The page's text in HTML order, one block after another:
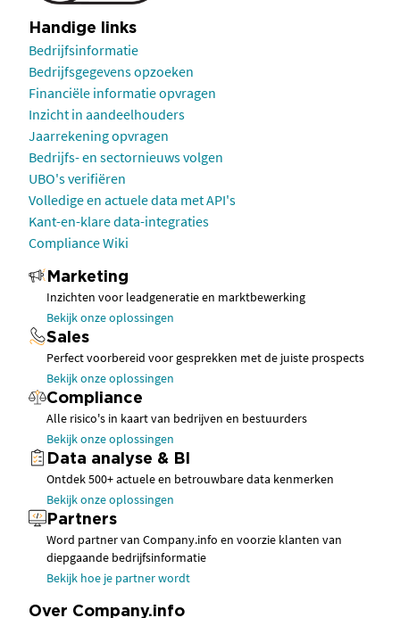
Handige links
Bedrijfsinformatie
Bedrijfsgegevens opzoeken
Financiële informatie opvragen
Inzicht in aandeelhouders
Jaarrekening opvragen
Bedrijfs- en sectornieuws volgen
UBO's verifiëren
Volledige en actuele data met API's
Kant-en-klare data-integraties
Compliance Wiki
Marketing
Inzichten voor leadgeneratie en marktbewerking
Bekijk onze oplossingen
Sales
Perfect voorbereid voor gesprekken met de juiste prospects
Bekijk onze oplossingen
Compliance
Alle risico's in kaart van bedrijven en bestuurders
Bekijk onze oplossingen
Data analyse & BI
Ontdek 500+ actuele en betrouwbare data kenmerken
Bekijk onze oplossingen
Partners
Word partner van Company.info en voorzie klanten van
diepgaande bedrijfsinformatie
Bekijk hoe je partner wordt
Over Company.info